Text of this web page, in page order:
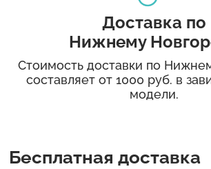
Доставка по
Нижнему
Стоимость доставки по
составляет от 1000 руб. в
модели.
Бесплатная доставка